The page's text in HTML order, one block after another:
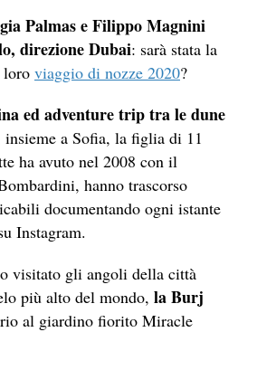
Palmas e Filippo Magnini
direzione Dubai: sarà stata la
loro viaggio di nozze 2020?
ed adventure trip tra le dune
insieme a Sofia, la figlia di 11
ha avuto nel 2008 con il
hanno trascorso
documentando ogni istante
Instagram.
visitato gli angoli della città
più alto del mondo, la Burj
al giardino fiorito Miracle